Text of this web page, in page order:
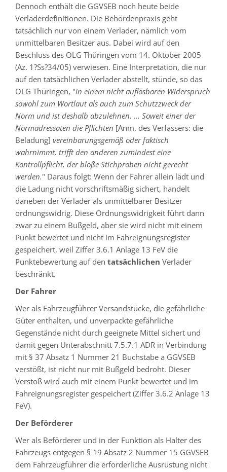
Dennoch enthält die GGVSEB noch heute beide
Verladerdefinitionen. Die Behördenpraxis geht
tatsächlich nur von einem Verlader, nämlich vom
unmittelbaren Besitzer aus. Dabei wird auf den
Beschluss des OLG Thüringen vom 14. Oktober 2005
(Az. 1?Ss?34/05) verwiesen. Eine Interpretation, die nur
auf den tatsächlichen Verlader abstellt, stünde, so das
OLG Thüringen, "in einem nicht auflösbaren Widerspruch
sowohl zum Wortlaut als auch zum Schutzzweck der
Norm und ist deshalb abzulehnen. ... Soweit einer der
Normadressaten die Pflichten [Anm. des Verfassers: die
Beladung] vereinbarungsgemäß oder faktisch
wahrnimmt, trifft den anderen zumindest eine
Kontrollpflicht, der bloße Stichproben nicht gerecht
werden." Daraus folgt: Wenn der Fahrer allein lädt und
die Ladung nicht vorschriftsmäßig sichert, handelt
daneben der Verlader als unmittelbarer Besitzer
ordnungswidrig. Diese Ordnungswidrigkeit führt dann
zwar zu einem Bußgeld, aber sie wird nicht mit einem
Punkt bewertet und nicht im Fahreignungsregister
gespeichert, weil Ziffer 3.6.1 Anlage 13 FeV die
Punktebewertung auf den tatsächlichen Verlader
beschränkt.
Der Fahrer
Wer als Fahrzeugführer Versandstücke, die gefährliche
Güter enthalten, und unverpackte gefährliche
Gegenstände nicht durch geeignete Mittel sichert und
damit gegen Unterabschnitt 7.5.7.1 ADR in Verbindung
mit § 37 Absatz 1 Nummer 21 Buchstabe a GGVSEB
verstößt, ist nicht nur mit Bußgeld bedroht. Dieser
Verstoß wird auch mit einem Punkt bewertet und im
Fahreignungsregister gespeichert (Ziffer 3.6.2 Anlage 13
FeV).
Der Beförderer
Wer als Beförderer und in der Funktion als Halter des
Fahrzeugs entgegen § 19 Absatz 2 Nummer 15 GGVSEB
dem Fahrzeugführer die erforderliche Ausrüstung nicht